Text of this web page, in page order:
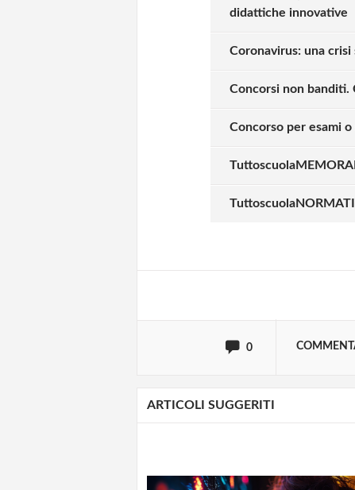
didattiche innovative
Coronavirus: una
Concorsi non banditi.
Concorso per esami
0
Solo gli utenti
ARTICOLI SUGGERITI